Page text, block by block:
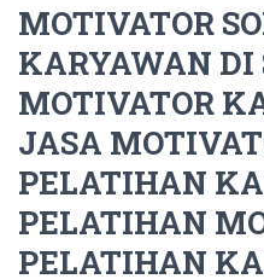
MOTIVATOR
KARYAWAN DI
MOTIVATOR
JASA
PELATIHAN
PELATIHAN
PELATIHAN